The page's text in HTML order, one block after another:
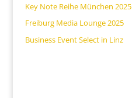
Key Note Reihe München 2025
Freiburg Media Lounge 2025
Business Event Select in Linz